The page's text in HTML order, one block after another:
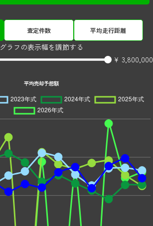
査定件数 平均走行距離
グラフの表示幅を調節する
¥ 3,800,000